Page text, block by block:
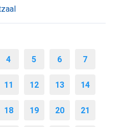
4 5 6 7
11 12 13 14
18 19 20 21